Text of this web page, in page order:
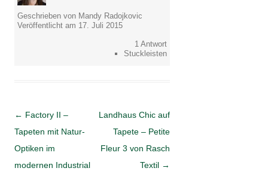
Geschrieben von Mandy Radojkovic
Veröffentlicht am 17. Juli 2015
1 Antwort
Stuckleisten
Artikel-Navigation
← Factory II –
Tapeten mit Natur-
Optiken im
modernen Industrial
Landhaus Chic auf
Tapete – Petite
Fleur 3 von Rasch
Textil →